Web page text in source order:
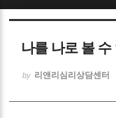
나를 나로 볼 수
by 리앤리심리상담센터